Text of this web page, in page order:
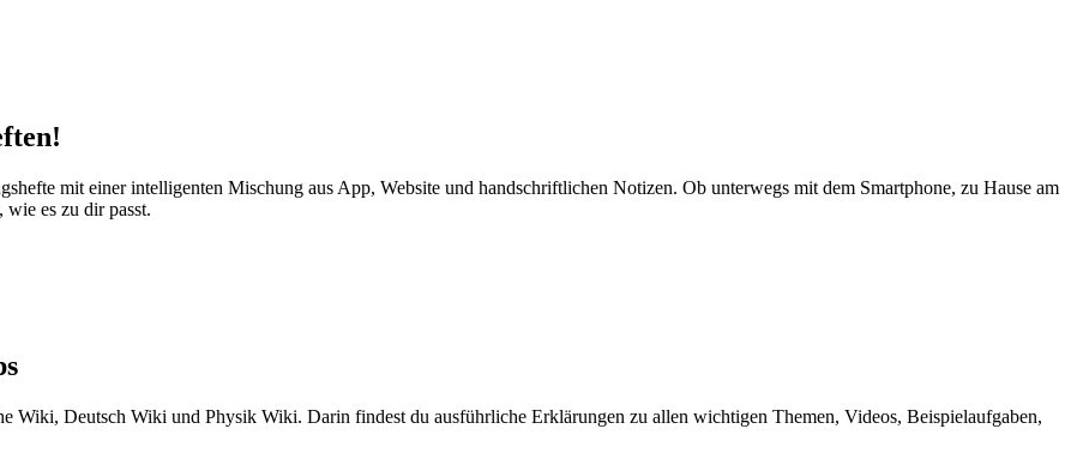
mit einer intelligenten Mischung aus App, Website und handschriftlichen Notizen. Ob unterwegs mit dem Smartphone, zu Hause am
es zu dir passt.
Wiki, Deutsch Wiki und Physik Wiki. Darin findest du ausführliche Erklärungen zu allen wichtigen Themen, Videos, Beispielaufgaben,